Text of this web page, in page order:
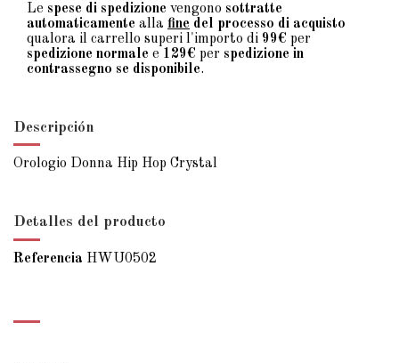
Le spese di spedizione vengono sottratte
automaticamente alla fine del processo di acquisto
qualora il carrello superi l'importo di 99€ per
spedizione normale e 129€ per spedizione in
contrassegno se disponibile.
Descripción
Orologio Donna Hip Hop Crystal
Detalles del producto
Referencia HWU0502